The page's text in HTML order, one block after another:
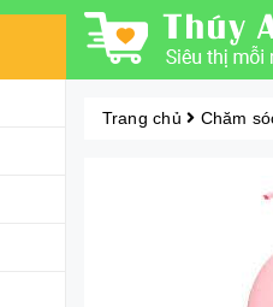
Trang chủ Chăm